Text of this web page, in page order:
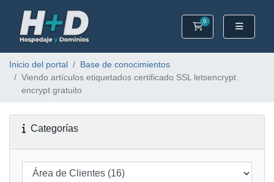
0
Carrito
Inicio del portal
Base de conocimientos
Viendo artículos etiquetados certificado SSL letsencrypt
encrypt gratuito
Categorías